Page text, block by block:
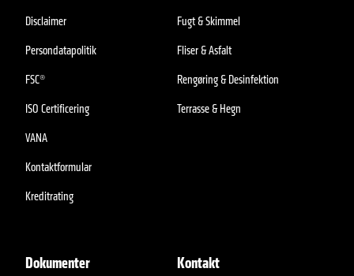
Disclaimer
Persondatapolitik
FSC®
ISO Certificering
VANA
Kontaktformular
Kreditrating
Fugt & Skimmel
Fliser & Asfalt
Rengøring & Desinfektion
Terrasse & Hegn
Dokumenter Kontakt